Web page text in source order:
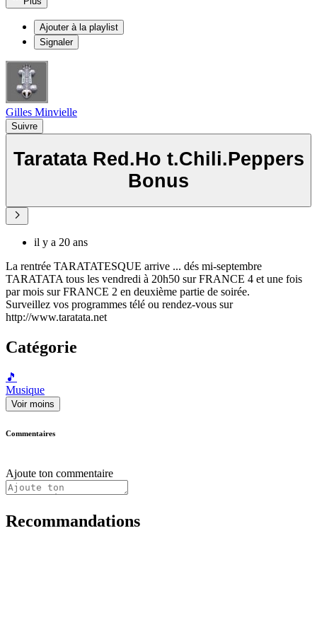
Ajouter à la playlist
Signaler
Gilles Minvielle
Suivre
Taratata Red.Ho t.Chili.Peppers
Bonus
il y a 20 ans
La rentrée TARATATESQUE arrive ... dés mi-septembre
TARATATA tous les vendredi à 20h50 sur FRANCE 4 et une fois
par mois sur FRANCE 2 en deuxième partie de soirée.
Surveillez vos programmes télé ou rendez-vous sur
http://www.taratata.net
Catégorie
🎵
Musique
Voir moins
Commentaires
Ajoute ton commentaire
Recommandations